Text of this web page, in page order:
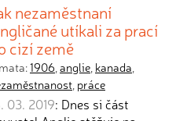
nezaměstnaní
utíkali za prací
cizí země
1906,anglie, kanada,
, práce
03. 2019: Dnes si část